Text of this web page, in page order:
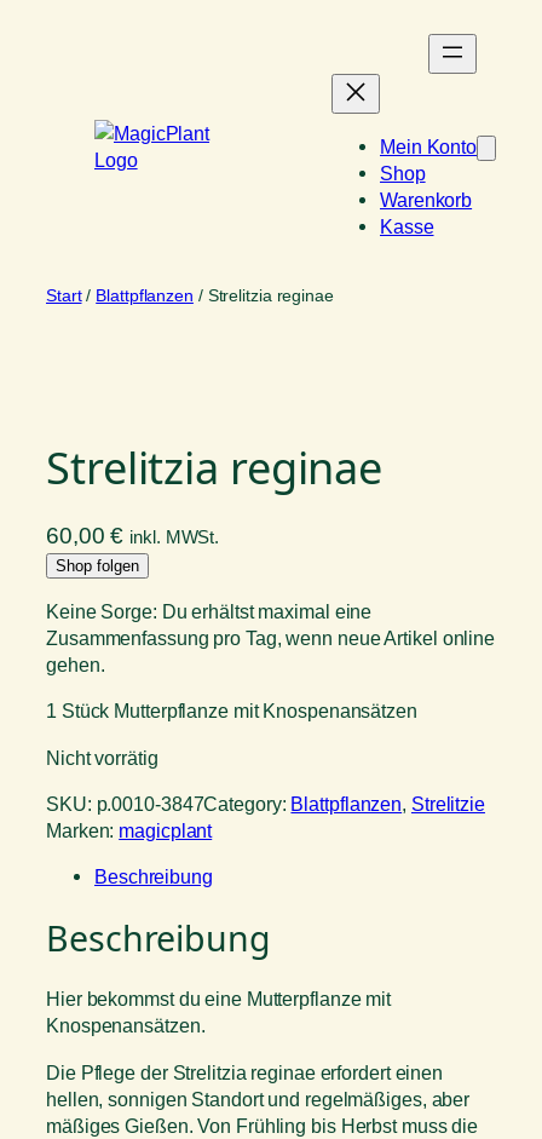
Mein Konto
Shop
Warenkorb
Kasse
Start/ Blattpflanzen / Strelitzia reginae
Strelitzia reginae
60,00€ inkl. MWSt.
Shop folgen
Keine Sorge: Du erhältst maximal eine
Zusammenfassung pro Tag, wenn neue Artikel online
gehen.
1 Stück Mutterpflanze mit Knospenansätzen
Nicht vorrätig
SKU: p.0010-3847Category: Blattpflanzen, Strelitzie
Marken: magicplant
Beschreibung
Beschreibung
Hier bekommst du eine Mutterpflanze mit
Knospenansätzen.
Die Pflege der Strelitzia reginae erfordert einen
hellen, sonnigen Standort und regelmäßiges, aber
mäßiges Gießen. Von Frühling bis Herbst muss die